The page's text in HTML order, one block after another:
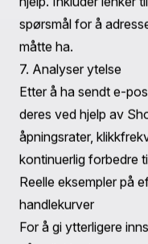
3. Tilpass meldingene
Tilpasning kan
kundenavn, referer til
vurder å segmentere
handleatferd.
4. Fremhev produkter
Inkluder bilder og
handlekurven. Denne
oppfordre kunder til å
5. Inkluder sosialt bevis
Inkluder